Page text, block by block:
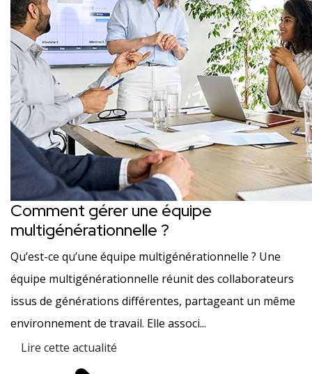
Comment gérer une équipe
multigénérationnelle ?
Qu’est-ce qu’une équipe multigénérationnelle ? Une
équipe multigénérationnelle réunit des collaborateurs
issus de générations différentes, partageant un même
environnement de travail. Elle associ...
Lire cette actualité